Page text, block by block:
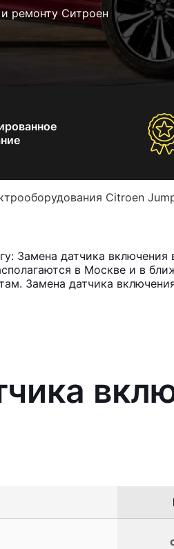
ремонту Ситроен
Citroen
Замена датчика
в Москве и в
Замена датчика